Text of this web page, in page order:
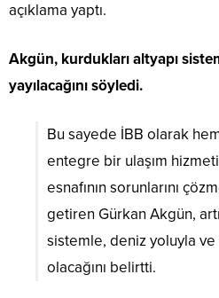
açıklama yaptı.
Akgün, kurdukları altyapı
yayılacağını söyledi.
Bu sayede İBB olarak
entegre bir ulaşım
esnafının sorunlarını
getiren Gürkan Akgün,
sistemle, deniz yoluyla
olacağını belirtti.